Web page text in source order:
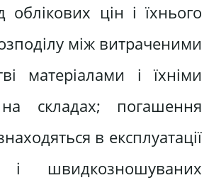
облікових цін і їхнього
між витраченими
матеріалами і їхніми
складах; погашення
в експлуатації
і швидкозношуваних